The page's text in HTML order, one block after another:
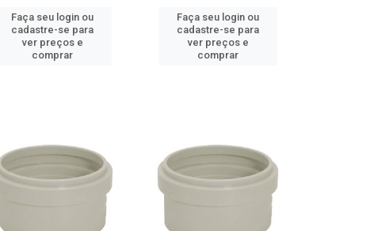
Faça seu login ou
cadastre-se para
ver preços e
comprar
Faça seu login ou
cadastre-se para
ver preços e
comprar